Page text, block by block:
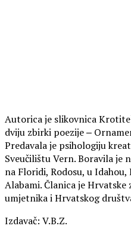
Autorica je slikovnica
dviju zbirki poezije ‒
Predavala je psihologiju
Sveučilištu Vern. Boravila je
na Floridi, Rodosu, u
Alabami. Članica je
umjetnika i Hrvatskog
Izdavač: V.B.Z.